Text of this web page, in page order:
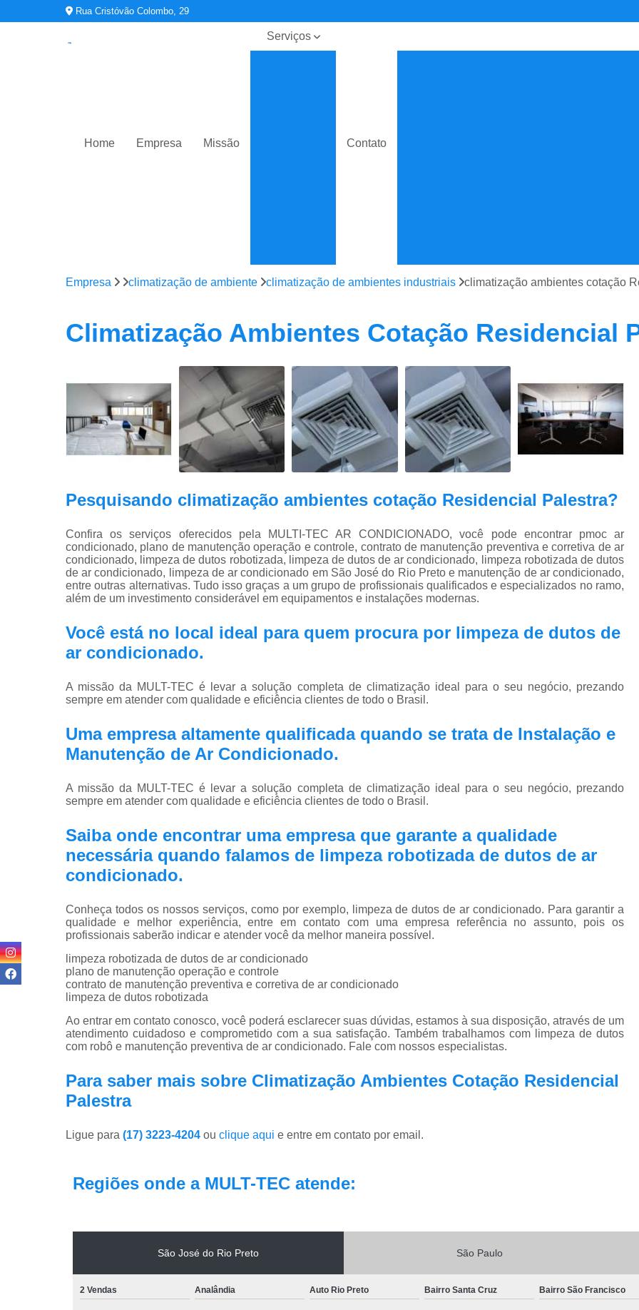
Rua Cristóvão Colombo, 29
Home Empresa Missão
Serviços
Sistemas de
climatização
Contato
Contrato Manutenção
Contrato Prestação de Serviços
Limpeza de
Limpeza de Dutos de Ar
Limpeza de Dutos de Ar Condicionado
Limpeza de Dutos e Coifas
Limpeza Dutos Ar Condicionado
Plano de Manutenção de Ar Condicionado
Plano de Manutenção
Plano Manutenção Ar
Pmoc Ar Condicionado Central
Pmoc
Pmoc Plano de Manutenção
Sistema Ar Condicionado São José do Rio
Sistema de Ar Condicionado
Sistema Vrf Ar Condicionado
Sistema de Climatização Automatizado
Sistema de Climatização de
Sistema de Climatização São José do Rio
Empresa climatização de ambiente climatização de ambientes industriais climatização ambientes cotação
Climatização Ambientes Cotação Residencial
Pesquisando climatização ambientes cotação Residencial Palestra?
Confira os serviços oferecidos pela MULTI-TEC AR CONDICIONADO, você pode encontrar pmoc ar
condicionado, plano de manutenção operação e controle, contrato de manutenção preventiva e corretiva de ar
condicionado, limpeza de dutos robotizada, limpeza de dutos de ar condicionado, limpeza robotizada de dutos
de ar condicionado, limpeza de ar condicionado em São José do Rio Preto e manutenção de ar condicionado,
entre outras alternativas. Tudo isso graças a um grupo de profissionais qualificados e especializados no ramo,
além de um investimento considerável em equipamentos e instalações modernas.
Você está no local ideal para quem procura por limpeza de dutos de
ar condicionado.
A missão da MULT-TEC é levar a solução completa de climatização ideal para o seu negócio, prezando
sempre em atender com qualidade e eficiência clientes de todo o Brasil.
Uma empresa altamente qualificada quando se trata de Instalação e
Manutenção de Ar Condicionado.
A missão da MULT-TEC é levar a solução completa de climatização ideal para o seu negócio, prezando
sempre em atender com qualidade e eficiência clientes de todo o Brasil.
Saiba onde encontrar uma empresa que garante a qualidade
necessária quando falamos de limpeza robotizada de dutos de ar
condicionado.
Conheça todos os nossos serviços, como por exemplo, limpeza de dutos de ar condicionado. Para garantir a
qualidade e melhor experiência, entre em contato com uma empresa referência no assunto, pois os
profissionais saberão indicar e atender você da melhor maneira possível.
limpeza robotizada de dutos de ar condicionado
plano de manutenção operação e controle
contrato de manutenção preventiva e corretiva de ar condicionado
limpeza de dutos robotizada
Ao entrar em contato conosco, você poderá esclarecer suas dúvidas, estamos à sua disposição, através de um
atendimento cuidadoso e comprometido com a sua satisfação. Também trabalhamos com limpeza de dutos
com robô e manutenção preventiva de ar condicionado. Fale com nossos especialistas.
Para saber mais sobre Climatização Ambientes Cotação Residencial
Palestra
Ligue para (17) 3223-4204 ou clique aqui e entre em contato por email.
Regiões onde a MULT-TEC atende:
São José do Rio Preto São Paulo
2 Vendas Analândia Auto Rio Preto Bairro Santa Cruz Bairro São Francisco